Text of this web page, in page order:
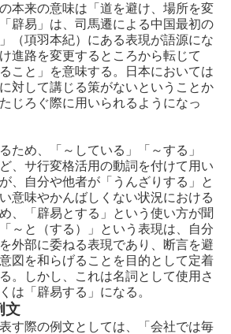
本来の意味は「道を避け、場所を変
辟易」は、司馬遷による中国最初の
（項羽本紀）にある表現が語源にな
進路を変更するところから転じて
こと」を意味する。日本においては
対して講じる策がないということか
じろぐ際に用いられるようになっ
ため、「～している」「～する」
、サ行変格活用の動詞を付けて用い
、自分や他者が「うんざりする」と
意味やかんばしくない状況における
、「辟易とする」という使い方が聞
～と（する）」という表現は、自分
外部に委ねる表現であり、断言を避
図を和らげることを目的として定着
。しかし、これは名詞として使用さ
は「辟易する」になる。
文
す際の例文としては、「会社では毎